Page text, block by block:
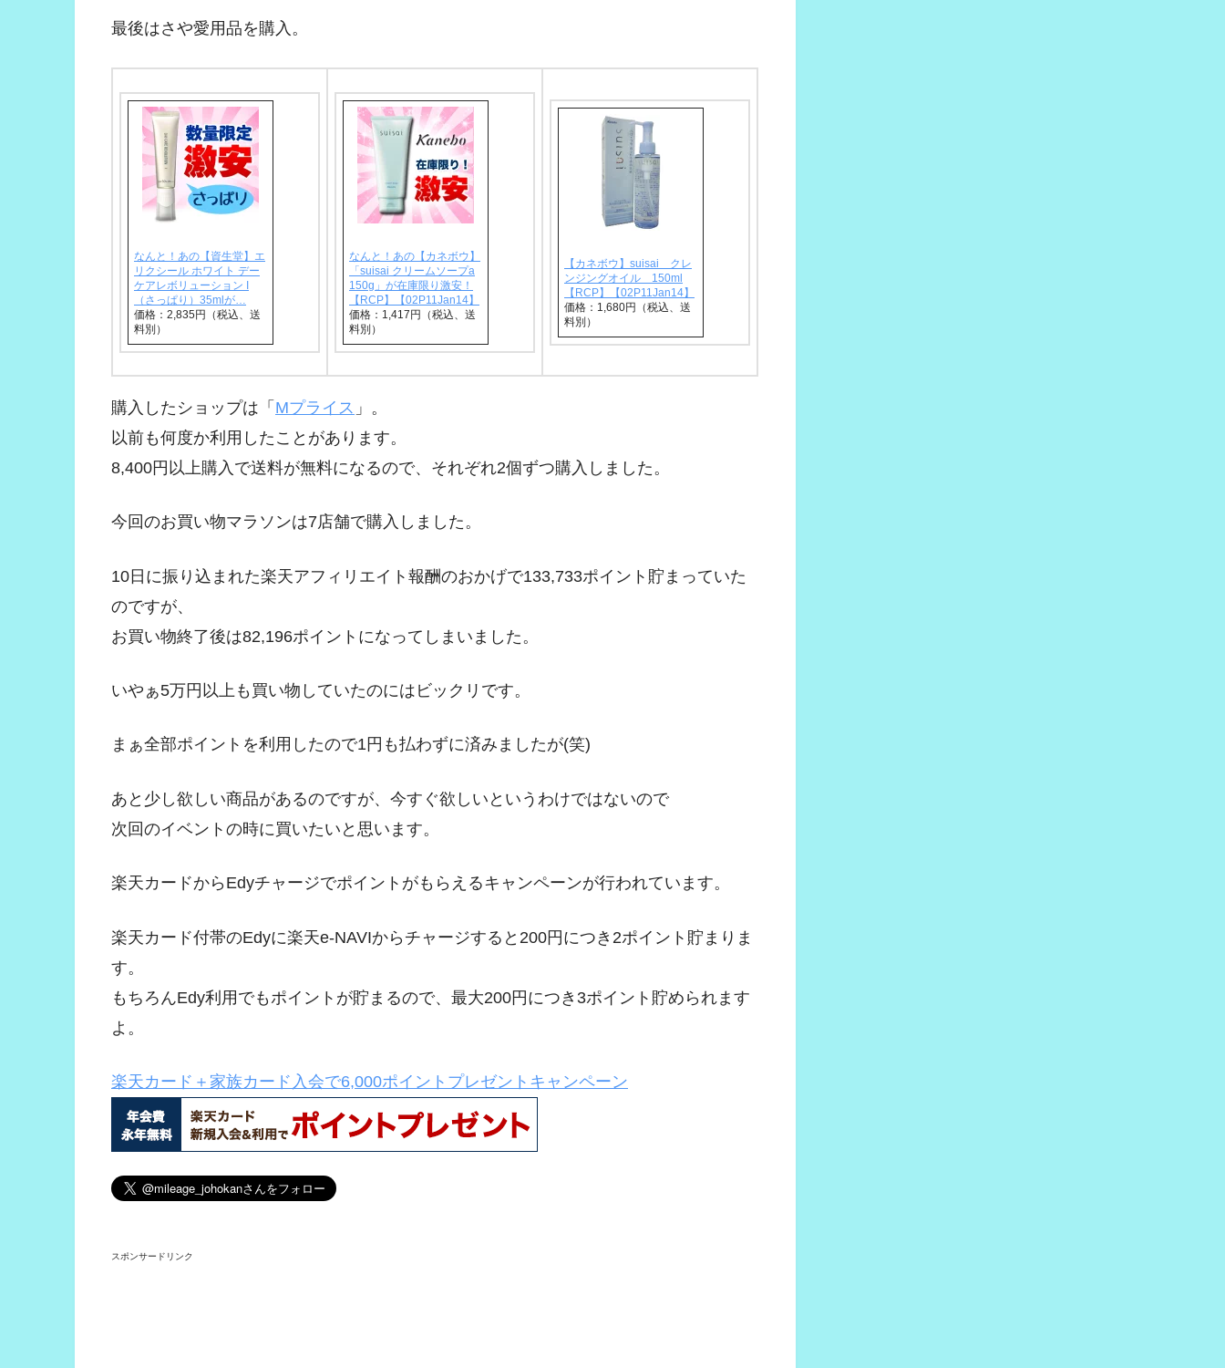
最後はさや愛用品を購入。
なんと！あの【資生堂】エ
リクシール ホワイト デー
ケアレボリューション I
（さっぱり）35mlが…
価格：2,835円（税込、送
料別）
なんと！あの【カネボウ】
「suisai クリームソープa
150g」が在庫限り激安！
【RCP】【02P11Jan14】
価格：1,417円（税込、送
料別）
【カネボウ】suisai クレ
ンジングオイル 150ml
【RCP】【02P11Jan14】
価格：1,680円（税込、送
料別）
購入したショップは「 Mプライス 」。
以前も何度か利用したことがあります。
8,400円以上購入で送料が無料になるので、それぞれ2個ずつ購入しました。
今回のお買い物マラソンは7店舗で購入しました。
10日に振り込まれた楽天アフィリエイト報酬のおかげで133,733ポイント貯まっていた
のですが、
お買い物終了後は82,196ポイントになってしまいました。
いやぁ5万円以上も買い物していたのにはビックリです。
まぁ全部ポイントを利用したので1円も払わずに済みましたが(笑)
あと少し欲しい商品があるのですが、今すぐ欲しいというわけではないので
次回のイベントの時に買いたいと思います。
楽天カードからEdyチャージでポイントがもらえるキャンペーンが行われています。
楽天カード付帯のEdyに楽天e-NAVIからチャージすると200円につき2ポイント貯まりま
す。
もちろんEdy利用でもポイントが貯まるので、最大200円につき3ポイント貯められます
よ。
楽天カード＋家族カード入会で6,000ポイントプレゼントキャンペーン
スポンサードリンク